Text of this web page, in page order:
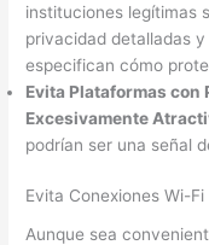
instituciones legítimas
privacidad detalladas
especifican cómo
Evita Plataformas con
Excesivamente
podrían ser una señal
Evita Conexiones Wi-
Aunque sea